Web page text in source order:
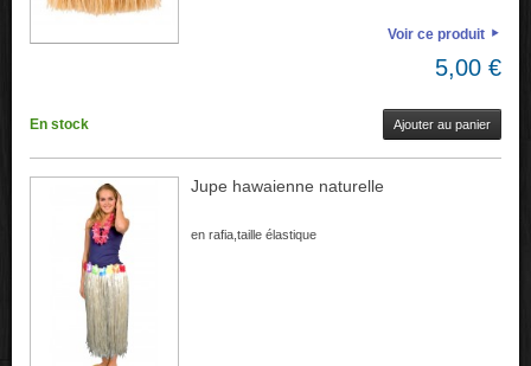
Voir ce produit
5,00 €
En stock Ajouter au panier
Jupe hawaienne naturelle
en rafia,taille élastique